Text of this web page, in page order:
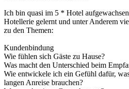
Ich bin quasi im 5 * Hotel
Hotellerie gelernt und unter Anderem
zu den Themen:
Kundenbindung
Wie fühlen sich Gäste zu Hause?
Was macht den Unterschied beim
Wie entwickele ich ein Gefühl dafür,
langen Anreise brauchen?